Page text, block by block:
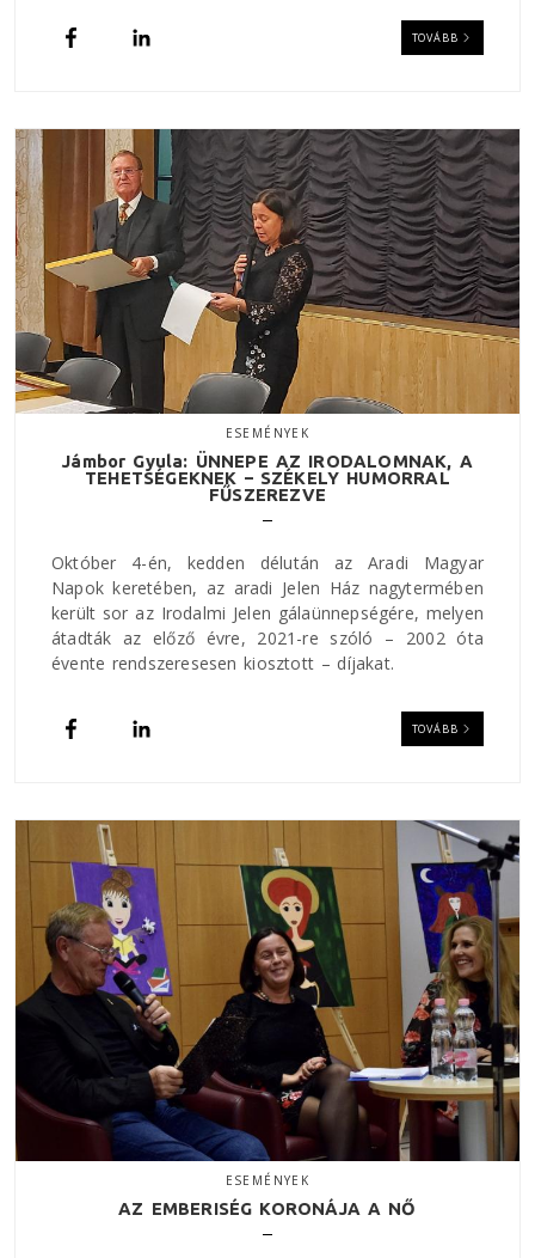
TOVÁBB
ESEMÉNYEK
Jámbor Gyula: ÜNNEPE AZ IRODALOMNAK, A
TEHETSÉGEKNEK – SZÉKELY HUMORRAL
FŰSZEREZVE
Október 4-én, kedden délután az Aradi Magyar
Napok keretében, az aradi Jelen Ház nagytermében
került sor az Irodalmi Jelen gálaünnepségére, melyen
átadták az előző évre, 2021-re szóló – 2002 óta
évente rendszeresesen kiosztott – díjakat.
TOVÁBB
ESEMÉNYEK
AZ EMBERISÉG KORONÁJA A NŐ